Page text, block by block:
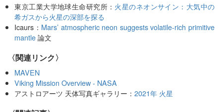
東京工業大学地球生命研究所： 火星のネオンサイン：大気中の
希ガスから火星の深部を探る
Icaurs： Mars’ atmospheric neon suggests volatile-rich primitive
mantle論文
〈関連リンク〉
MAVEN
Viking Mission Overview - NASA
アストロアーツ 天体写真ギャラリー：2021年 火星